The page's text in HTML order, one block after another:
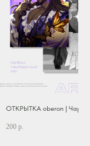
ОТКРЫТКА oberon |
200 р.